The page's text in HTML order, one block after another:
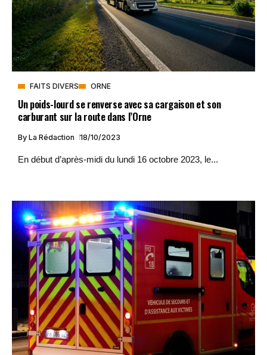
FAITS DIVERS ORNE
Un poids-lourd se renverse avec sa cargaison et son
carburant sur la route dans l’Orne
By La Rédaction 18/10/2023
En début d’après-midi du lundi 16 octobre 2023, le...